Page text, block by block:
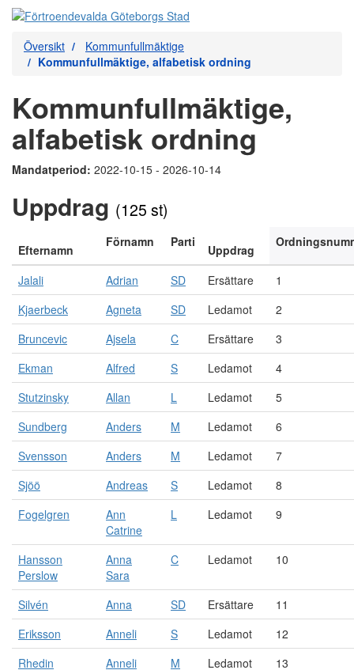
Översikt
Kommunfullmäktige
Kommunfullmäktige, alfabetisk ordning
Kommunfullmäktige,
alfabetisk ordning
Mandatperiod: 2022-10-15 - 2026-10-14
Uppdrag (125 st)
Efternamn
Förnamn Parti
Uppdrag
Jalali Adrian SD Ersättare
1
Kjaerbeck
Agneta SD Ledamot
2
Bruncevic
Ajsela C Ersättare
3
Ekman
Alfred S Ledamot
4
Stutzinsky
Allan L Ledamot
5
Sundberg
Anders M Ledamot
6
Svensson
Anders M Ledamot
7
Sjöö
Andreas S Ledamot
8
Fogelgren
Ann
Catrine
L Ledamot 9
Hansson
Perslow
Anna
Sara
C Ledamot 10
Silvén Anna SD Ersättare
11
Eriksson
Anneli S Ledamot
12
Rhedin
Anneli M Ledamot
13